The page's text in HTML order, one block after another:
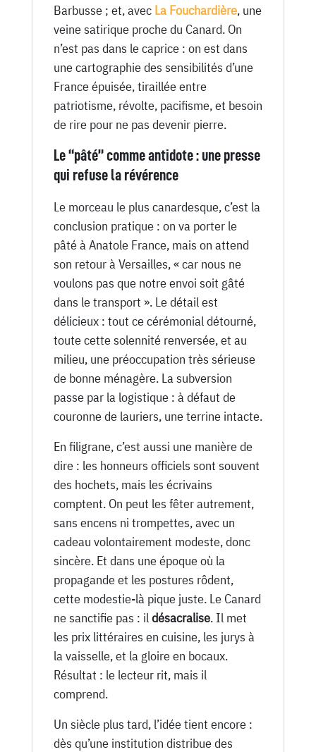
Barbusse ; et, avec La Fouchardière, une
veine satirique proche du Canard. On
n’est pas dans le caprice : on est dans
une cartographie des sensibilités d’une
France épuisée, tiraillée entre
patriotisme, révolte, pacifisme, et besoin
de rire pour ne pas devenir pierre.
Le “pâté” comme antidote : une presse
qui refuse la révérence
Le morceau le plus canardesque, c’est la
conclusion pratique : on va porter le
pâté à Anatole France, mais on attend
son retour à Versailles, « car nous ne
voulons pas que notre envoi soit gâté
dans le transport ». Le détail est
délicieux : tout ce cérémonial détourné,
toute cette solennité renversée, et au
milieu, une préoccupation très sérieuse
de bonne ménagère. La subversion
passe par la logistique : à défaut de
couronne de lauriers, une terrine intacte.
En filigrane, c’est aussi une manière de
dire : les honneurs officiels sont souvent
des hochets, mais les écrivains
comptent. On peut les fêter autrement,
sans encens ni trompettes, avec un
cadeau volontairement modeste, donc
sincère. Et dans une époque où la
propagande et les postures rôdent,
cette modestie-là pique juste. Le Canard
ne sanctifie pas : ildésacralise. Il met
les prix littéraires en cuisine, les jurys à
la vaisselle, et la gloire en bocaux.
Résultat : le lecteur rit, mais il
comprend.
Un siècle plus tard, l’idée tient encore :
dès qu’une institution distribue des